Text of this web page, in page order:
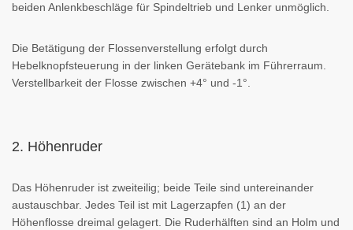
beiden Anlenkbeschläge für Spindeltrieb und Lenker unmöglich.
Die Betätigung der Flossenverstellung erfolgt durch
Hebelknopfsteuerung in der linken Gerätebank im Führerraum.
Verstellbarkeit der Flosse zwischen +4° und -1°.
2. Höhenruder
Das Höhenruder ist zweiteilig; beide Teile sind untereinander
austauschbar. Jedes Teil ist mit Lagerzapfen (1) an der
Höhenflosse dreimal gelagert. Die Ruderhälften sind an Holm und